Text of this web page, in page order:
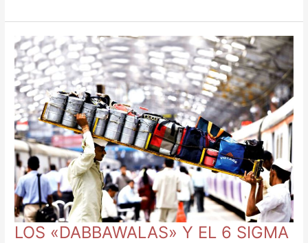
LOS «DABBAWALAS» Y EL 6 SIGMA
«DABBAWALAS»
Y
EL
6
SIGMA